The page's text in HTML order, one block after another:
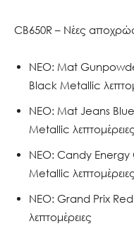
CB650R – Νέες
ΝΕΟ: Mat
Black Metallic
ΝΕΟ: Mat Jeans
Metallic λεπτομέρειες
ΝΕΟ: Candy Energy
Metallic λεπτομέρειες
ΝΕΟ: Grand Prix
λεπτομέρειες